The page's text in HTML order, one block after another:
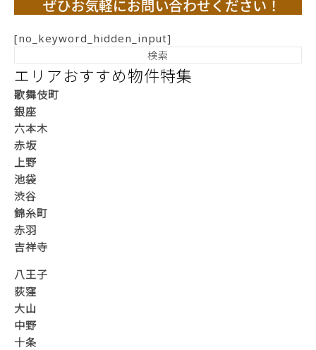
[no_keyword_hidden_input]
エリアおすすめ物件特集
歌舞伎町
銀座
六本木
赤坂
上野
池袋
渋谷
錦糸町
赤羽
吉祥寺
八王子
荻窪
大山
中野
十条